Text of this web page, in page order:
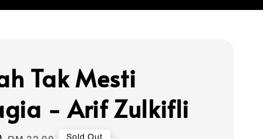
Tak Mesti
- Arif Zulkifli
Sold Out